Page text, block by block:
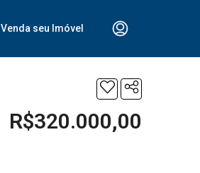
Venda seu Imóvel
R$320.000,00